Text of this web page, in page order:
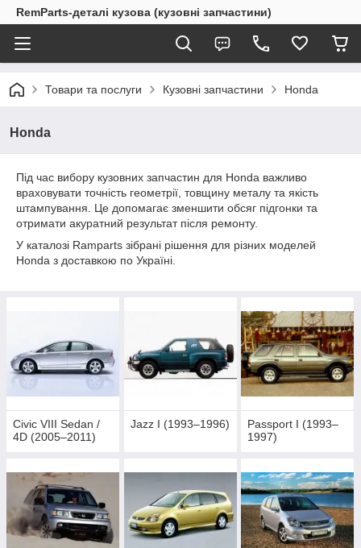
RemParts-деталі кузова (кузовні запчастини)
Товари та послуги Кузовні запчастини Honda
Honda
Під час вибору кузовних запчастин для Honda важливо
враховувати точність геометрії, товщину металу та якість
штампування. Це допомагає зменшити обсяг підгонки та
отримати акуратний результат після ремонту.
У каталозі Ramparts зібрані рішення для різних моделей
Honda з доставкою по Україні.
Civic VIII Sedan /
4D (2005–2011)
Jazz I (1993–1996)
Passport I (1993–
1997)